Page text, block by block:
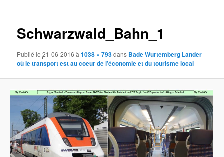
Schwarzwald_Bahn_1
Publié le21-06-2016 à1038 × 793dans Bade Wurtemberg Lander
où le transport est au coeur de l’économie et du tourisme local